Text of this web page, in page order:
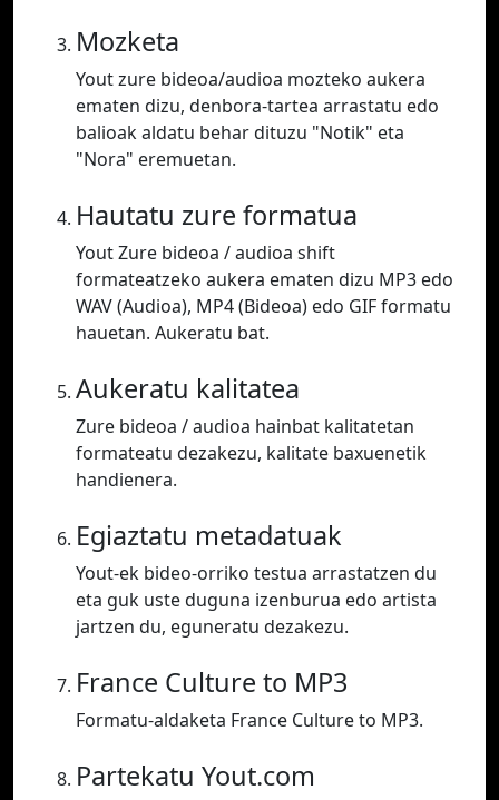
Mozketa
Yout zure bideoa/audioa mozteko aukera
ematen dizu, denbora-tartea arrastatu edo
balioak aldatu behar dituzu "Notik" eta
"Nora" eremuetan.
Hautatu zure formatua
Yout Zure bideoa / audioa shift
formateatzeko aukera ematen dizu MP3 edo
WAV (Audioa), MP4 (Bideoa) edo GIF formatu
hauetan. Aukeratu bat.
Aukeratu kalitatea
Zure bideoa / audioa hainbat kalitatetan
formateatu dezakezu, kalitate baxuenetik
handienera.
Egiaztatu metadatuak
Yout-ek bideo-orriko testua arrastatzen du
eta guk uste duguna izenburua edo artista
jartzen du, eguneratu dezakezu.
France Culture to MP3
Formatu-aldaketa France Culture to MP3.
Partekatu Yout.com